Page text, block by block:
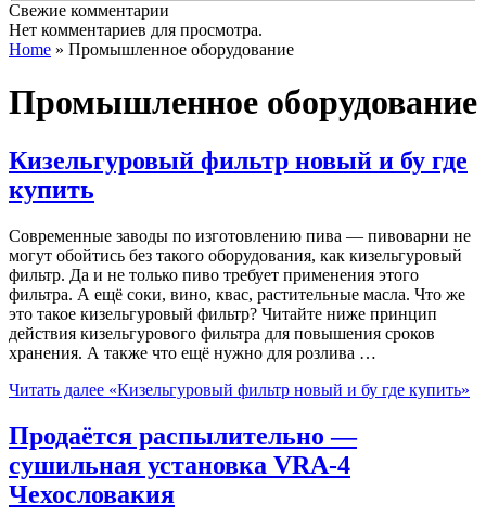
Свежие комментарии
Нет комментариев для просмотра.
Home » Промышленное оборудование
Промышленное оборудование
Кизельгуровый фильтр новый и бу где
купить
Современные заводы по изготовлению пива — пивоварни не
могут обойтись без такого оборудования, как кизельгуровый
фильтр. Да и не только пиво требует применения этого
фильтра. А ещё соки, вино, квас, растительные масла. Что же
это такое кизельгуровый фильтр? Читайте ниже принцип
действия кизельгурового фильтра для повышения сроков
хранения. А также что ещё нужно для розлива …
Читать далее «Кизельгуровый фильтр новый и бу где купить»
Продаётся распылительно —
сушильная установка VRA-4
Чехословакия